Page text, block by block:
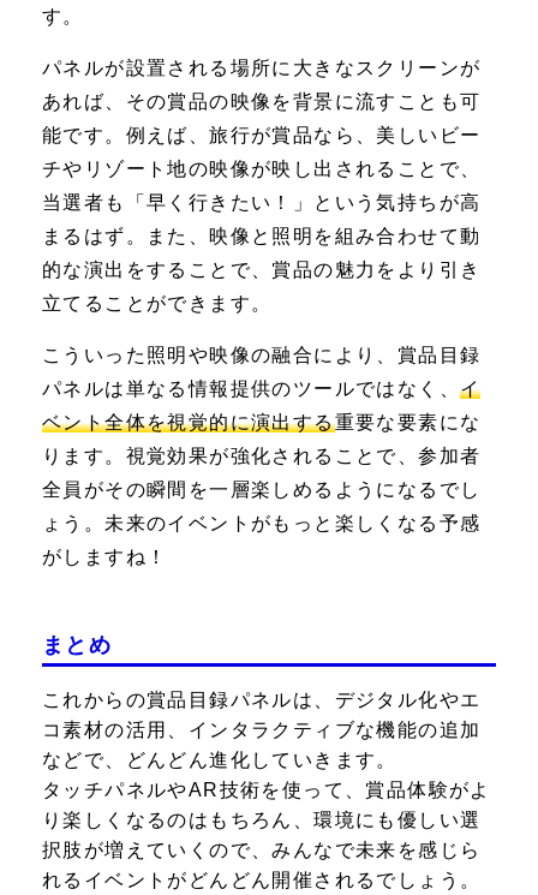
す。
パネルが設置される場所に大きなスクリーンが
あれば、その賞品の映像を背景に流すことも可
能です。例えば、旅行が賞品なら、美しいビー
チやリゾート地の映像が映し出されることで、
当選者も「早く行きたい！」という気持ちが高
まるはず。また、映像と照明を組み合わせて動
的な演出をすることで、賞品の魅力をより引き
立てることができます。
こういった照明や映像の融合により、賞品目録
パネルは単なる情報提供のツールではなく、 イ
ベント全体を視覚的に演出する重要な要素にな
ります。視覚効果が強化されることで、参加者
全員がその瞬間を一層楽しめるようになるでし
ょう。未来のイベントがもっと楽しくなる予感
がしますね！
まとめ
これからの賞品目録パネルは、デジタル化やエ
コ素材の活用、インタラクティブな機能の追加
などで、どんどん進化していきます。
タッチパネルやAR技術を使って、賞品体験がよ
り楽しくなるのはもちろん、環境にも優しい選
択肢が増えていくので、みんなで未来を感じら
れるイベントがどんどん開催されるでしょう。